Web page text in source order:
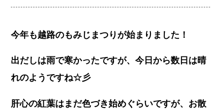
今年も越路のもみじまつりが始まりました！
出だしは雨で寒かったですが、今日から数日は晴
れのようですね☆彡
肝心の紅葉はまだ色づき始めぐらいですが、お散